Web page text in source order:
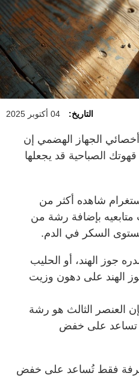
التاريخ: 04 أكتوبر 2025
الجهاز الهضمي إن
قهوتك الصباحية قد يجعلها
شاهده أكثر من
بإضافة رشة من
السكر في الدم.
جوز الهند، أو الحليب
الهند على دهون وزيت
العنصر الثالث هو رشة
تساعد على خفض
فقط تُساعد على خفض